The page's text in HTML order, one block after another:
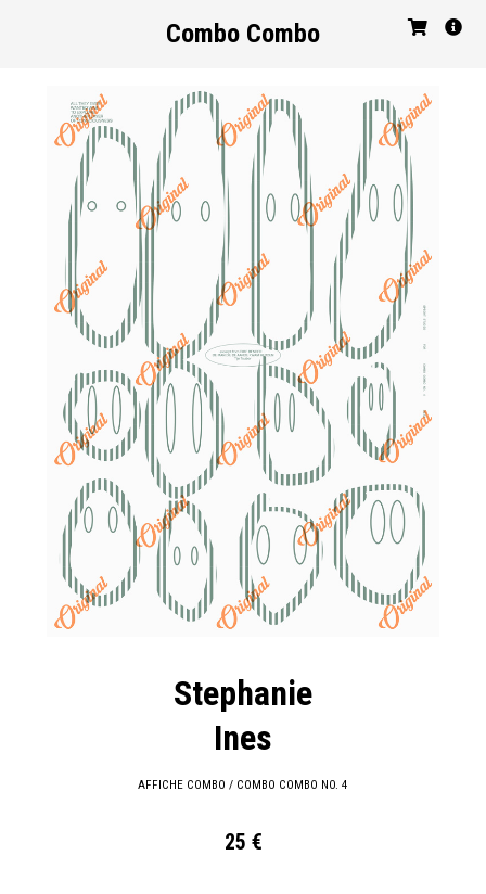
Combo Combo
Stephanie
Ines
AFFICHE COMBO / COMBO COMBO NO. 4
25 €